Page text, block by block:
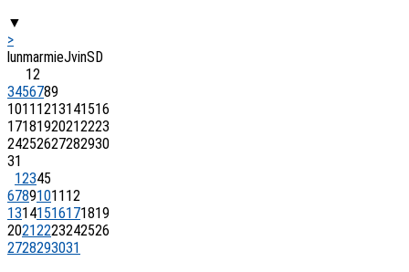
▼
>
lunmarmieJvinSD
12
3456789
10111213141516
17181920212223
24252627282930
31
12345
6789101112
13141516171819
20212223242526
2728293031